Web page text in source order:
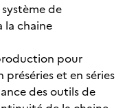
de
la chaine
pour
et en séries
des outils de